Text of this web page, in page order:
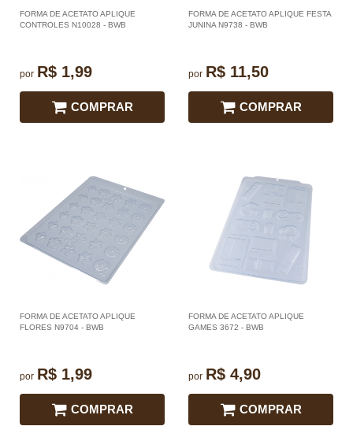
FORMA DE ACETATO APLIQUE
CONTROLES N10028 - BWB
por R$ 1,99
COMPRAR
FORMA DE ACETATO APLIQUE FESTA
JUNINA N9738 - BWB
por R$ 11,50
COMPRAR
FORMA DE ACETATO APLIQUE
FLORES N9704 - BWB
por R$ 1,99
COMPRAR
FORMA DE ACETATO APLIQUE
GAMES 3672 - BWB
por R$ 4,90
COMPRAR